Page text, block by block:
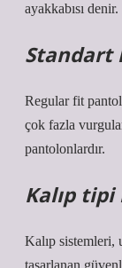
ayakkabısı denir.
Standart
Regular fit
çok fazla
pantolonlardır.
Kalıp tipi
Kalıp sistemleri,
tasarlanan